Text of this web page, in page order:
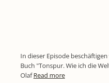
In dieser Episode
Buch "Tonspur. Wie ich die
OlafRead more